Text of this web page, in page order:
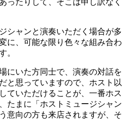
シャンと演奏いただく場合が多
に、可能な限り色々な組み合わ
。
にいた方同士で、演奏の対話を
と思っていますので、ホスト以
ていただけることが、一番ホス
たまに「ホストミュージシャン
意向の方も来店されますが、そ